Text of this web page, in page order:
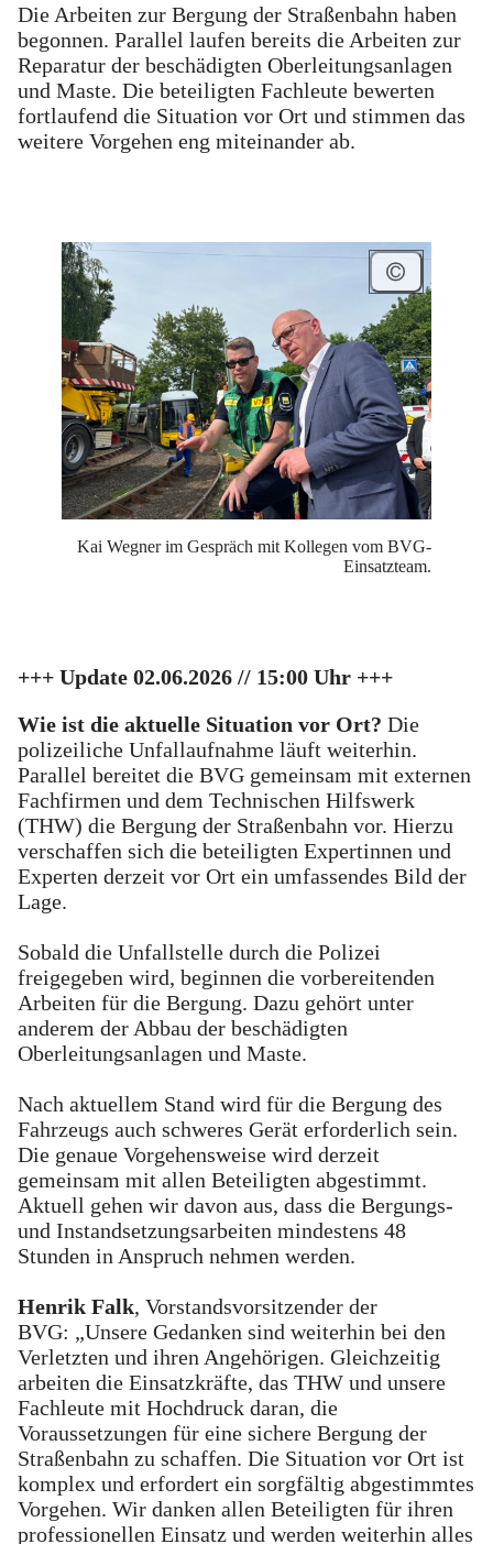
Die Arbeiten zur Bergung der Straßenbahn haben
begonnen. Parallel laufen bereits die Arbeiten zur
Reparatur der beschädigten Oberleitungsanlagen
und Maste. Die beteiligten Fachleute bewerten
fortlaufend die Situation vor Ort und stimmen das
weitere Vorgehen eng miteinander ab.
Kai Wegner im Gespräch mit Kollegen vom BVG-
Einsatzteam.
+++ Update 02.06.2026 // 15:00 Uhr +++
Wie ist die aktuelle Situation vor Ort? Die
polizeiliche Unfallaufnahme läuft weiterhin.
Parallel bereitet die BVG gemeinsam mit externen
Fachfirmen und dem Technischen Hilfswerk
(THW) die Bergung der Straßenbahn vor. Hierzu
verschaffen sich die beteiligten Expertinnen und
Experten derzeit vor Ort ein umfassendes Bild der
Lage.
Sobald die Unfallstelle durch die Polizei
freigegeben wird, beginnen die vorbereitenden
Arbeiten für die Bergung. Dazu gehört unter
anderem der Abbau der beschädigten
Oberleitungsanlagen und Maste.
Nach aktuellem Stand wird für die Bergung des
Fahrzeugs auch schweres Gerät erforderlich sein.
Die genaue Vorgehensweise wird derzeit
gemeinsam mit allen Beteiligten abgestimmt.
Aktuell gehen wir davon aus, dass die Bergungs-
und Instandsetzungsarbeiten mindestens 48
Stunden in Anspruch nehmen werden.
Henrik Falk, Vorstandsvorsitzender der
BVG: „Unsere Gedanken sind weiterhin bei den
Verletzten und ihren Angehörigen. Gleichzeitig
arbeiten die Einsatzkräfte, das THW und unsere
Fachleute mit Hochdruck daran, die
Voraussetzungen für eine sichere Bergung der
Straßenbahn zu schaffen. Die Situation vor Ort ist
komplex und erfordert ein sorgfältig abgestimmtes
Vorgehen. Wir danken allen Beteiligten für ihren
professionellen Einsatz und werden weiterhin alles